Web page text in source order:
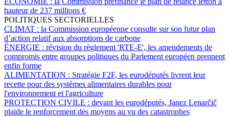
hauteur de 237 millions €
POLITIQUES SECTORIELLES
CLIMAT : la Commission européenne consulte sur son futur plan
d’action relatif aux absorptions de carbone
ÉNERGIE : révision du règlement 'RTE-E', les amendements de
compromis entre groupes politiques du Parlement européen prennent
enfin forme
ALIMENTATION : Stratégie F2F, les eurodéputés livrent leur
recette pour des systèmes alimentaires durables pour
l'environnement et l'agriculture
PROTECTION CIVILE : devant les eurodéputés, Janez Lenarčič
plaide le renforcement des moyens au vu des catastrophes